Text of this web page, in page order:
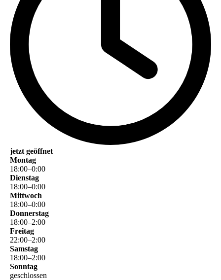
jetzt geöffnet
Montag
18:00–0:00
Dienstag
18:00–0:00
Mittwoch
18:00–0:00
Donnerstag
18:00–2:00
Freitag
22:00–2:00
Samstag
18:00–2:00
Sonntag
geschlossen